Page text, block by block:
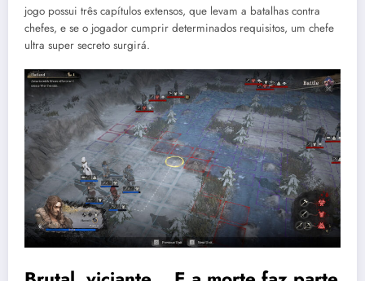
jogo possui três capítulos extensos, que levam a batalhas contra
chefes, e se o jogador cumprir determinados requisitos, um chefe
ultra super secreto surgirá.